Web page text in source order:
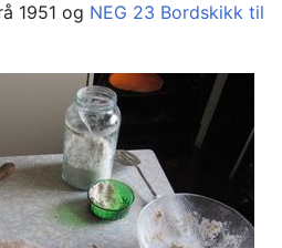
1951 og NEG 23 Bordskikk til